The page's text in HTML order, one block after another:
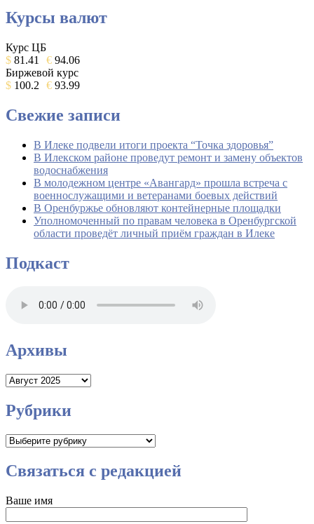
Курсы валют
Курс ЦБ
$ 81.41 € 94.06
Биржевой курс
$ 100.2 € 93.99
Свежие записи
В Илеке подвели итоги проекта “Точка здоровья”
В Илекском районе проведут ремонт и замену объектов
водоснабжения
В молодежном центре «Авангард» прошла встреча с
военнослужащими и ветеранами боевых действий
В Оренбуржье обновляют контейнерные площадки
Уполномоченный по правам человека в Оренбургской
области проведёт личный приём граждан в Илеке
Подкаст
Архивы
Архивы
Рубрики
Рубрики
Связаться с редакцией
Ваше имя